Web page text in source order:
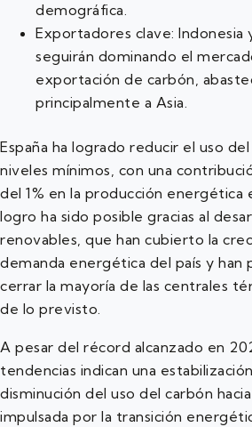
demográfica.
Exportadores clave: Indonesia
seguirán dominando el
exportación de carbón,
principalmente a Asia.
España ha logrado reducir el uso
niveles mínimos, con una
del 1% en la producción energética
logro ha sido posible gracias al
renovables, que han cubierto la
demanda energética del país y han
cerrar la mayoría de las centrales
de lo previsto.
A pesar del récord alcanzado en
tendencias indican una
disminución del uso del carbón
impulsada por la transición